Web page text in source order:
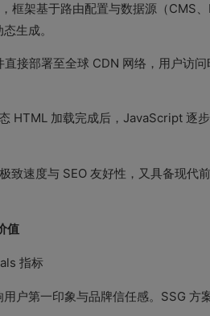
，框架基于路由配置与数据源（CMS
生成。
直接部署至全球 CDN 网络，用户访
态 HTML 加载完成后，JavaScript 逐
致速度与 SEO 友好性，又具备现代
值
指标
户第一印象与品牌信任感。SSG 方